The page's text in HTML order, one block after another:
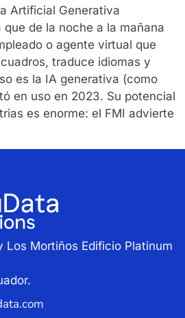
Artificial Generativa
de la noche a la mañana
o agente virtual que
traduce idiomas y
es la IA generativa (como
en uso en 2023. Su potencial
es enorme: el FMI advierte
Los Mortiños Edificio Platinum